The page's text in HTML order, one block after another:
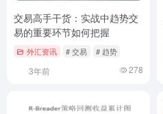
交易高手干货：实战中趋势交
易的重要环节如何把握
外汇资讯 # 交易 # 趋势
3年前 278